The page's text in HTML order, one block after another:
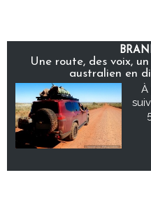
Une route, des voix,
australien en
À